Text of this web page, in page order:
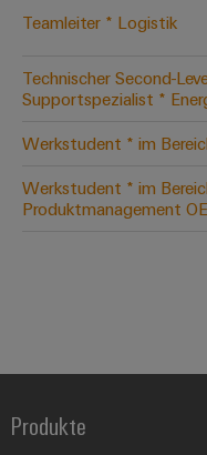
Teamleiter * Logistik
Technischer Second-
Supportspezialist *
Werkstudent * im
Werkstudent * im
Produktmanagement
Produkte